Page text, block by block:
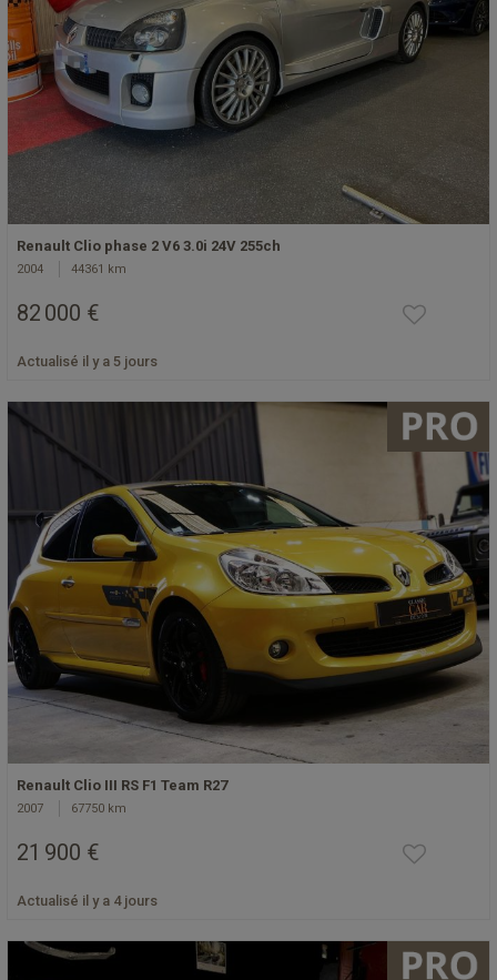
Renault Clio phase 2 V6 3.0i 24V 255ch
2004 44361 km
82 000 €
Actualisé il y a 5 jours
Renault Clio III RS F1 Team R27
2007 67750 km
21 900 €
Actualisé il y a 4 jours